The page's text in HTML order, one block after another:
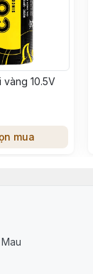
vàng 10.5V
mua